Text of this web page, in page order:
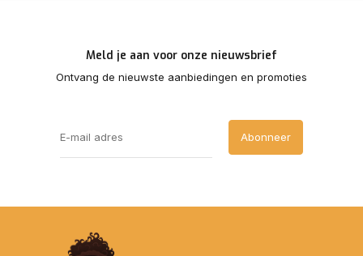
Meld je aan voor onze nieuwsbrief
Ontvang de nieuwste aanbiedingen en promoties
Abonneer